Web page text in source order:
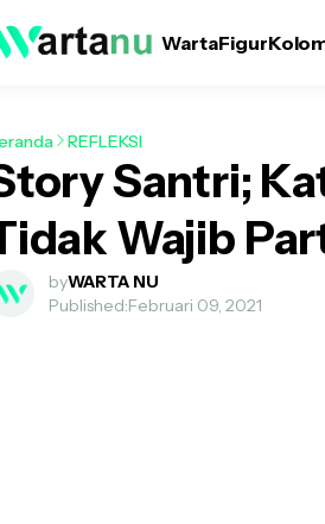
WartaFigur
REFLEKSI
Santri;
Wajib
byWARTA NU
Published:Februari 09, 2021